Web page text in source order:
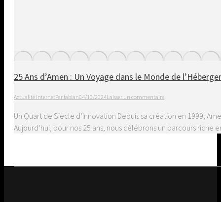
25 Ans d’Amen : Un Voyage dans le Monde de
Actualité internetPar fabian04/10/2024Laisser un commentaire
Un Quart de Siècle d’Innovation Depuis sa création en 1999,
Aujourd’hui, pour nos 25 ans, nous célébrons un parcours